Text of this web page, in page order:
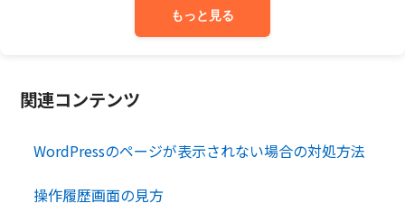
もっと見る
関連コンテンツ
WordPressのページが表示されない場合の対処方法
操作履歴画面の見方